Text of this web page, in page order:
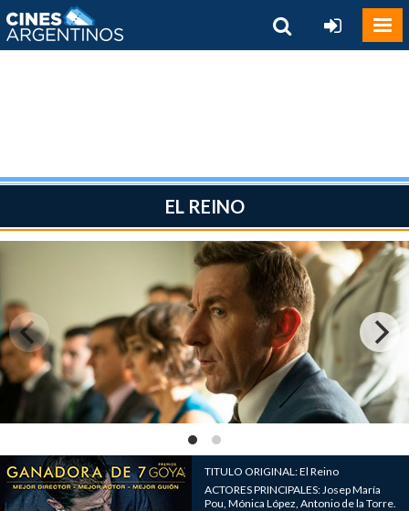
EL REINO
TITULO ORIGINAL: El Reino
ACTORES PRINCIPALES: Josep María
Pou, Mónica López, Antonio de la Torre.